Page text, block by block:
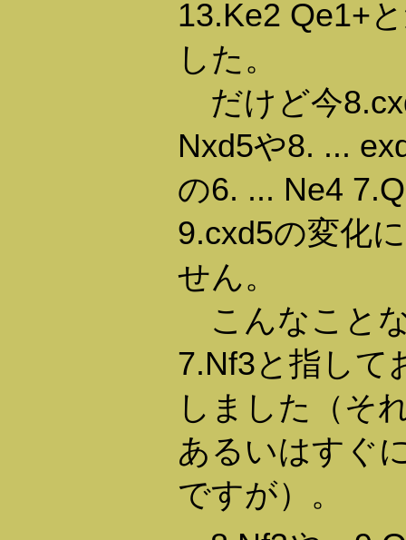
13.Ke2 Qe1+
した。
だけど今
Nxd5や8. ...
の6. ... Ne4
9.cxd5の変化
せん。
こんなこと
7.Nf3と指して
しました（そ
あるいはすぐ
ですが）。